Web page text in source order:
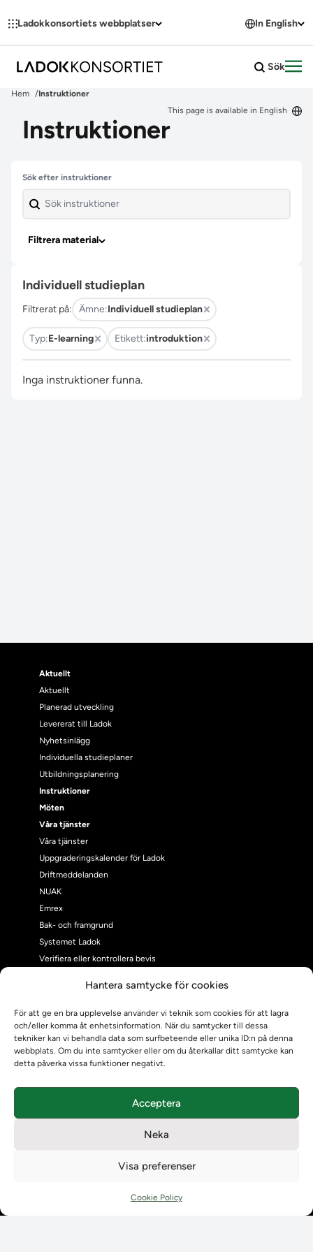
Hantera samtycke för cookies
För att ge en bra upplevelse använder vi teknik som cookies för att lagra
och/eller komma åt enhetsinformation. När du samtycker till dessa
tekniker kan vi behandla data som surfbeteende eller unika ID:n på denna
webbplats. Om du inte samtycker eller om du återkallar ditt samtycke kan
detta påverka vissa funktioner negativt.
Acceptera
Neka
Visa preferenser
Cookie Policy
Ladokkonsortiets webbplatser In English
Sök
Hem
Instruktioner
This page is available in English
Instruktioner
Hoppa över filter
Sök efter instruktioner
Filtrera material
Individuell studieplan
Filtrerat på: Ämne:Individuell studieplan
Typ:E-learning Etikett:introduktion
Inga instruktioner funna.
Aktuellt
Aktuellt
Planerad utveckling
Levererat till Ladok
Nyhetsinlägg
Individuella studieplaner
Utbildningsplanering
Instruktioner
Möten
Våra tjänster
Våra tjänster
Uppgraderingskalender för Ladok
Driftmeddelanden
NUAK
Emrex
Bak- och framgrund
Systemet Ladok
Verifiera eller kontrollera bevis
Om oss
Om Ladokkonsortiet
Ladokkonsortiet internationellt
Vision, strategi och produktplan
Kontaktuppgifter för studenters Ladoksupport